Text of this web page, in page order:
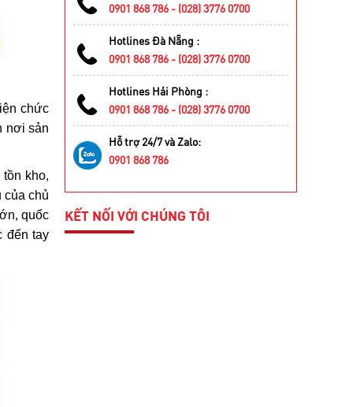
chức
nơi sản
kho,
của chủ
quốc
đến tay
0901 868 786 - (028) 3776 0700
Hotlines Đà Nẵng :
0901 868 786 - (028) 3776 0700
Hotlines Hải Phòng :
0901 868 786 - (028) 3776 0700
Hỗ trợ 24/7 và Zalo:
0901 868 786
KẾT NỐI VỚI CHÚNG TÔI